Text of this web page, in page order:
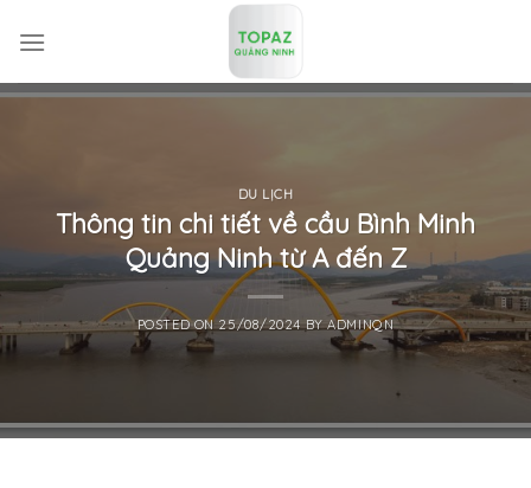
DU LỊCH
Thông tin chi tiết về cầu Bình Minh
Quảng Ninh từ A đến Z
POSTED ON 25/08/2024BYADMINQN